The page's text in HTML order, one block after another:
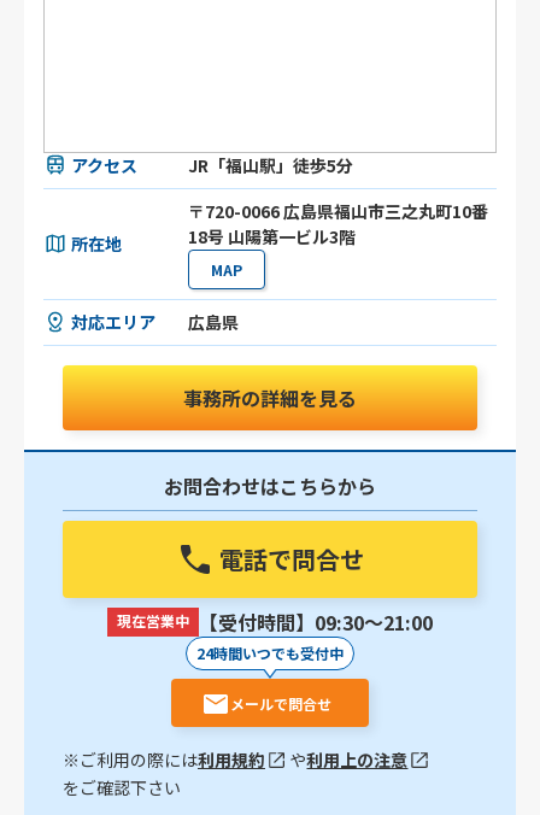
アクセス JR「福山駅」徒歩5分
所在地
〒720-0066 広島県福山市三之丸町10番
18号 山陽第一ビル3階
MAP
対応エリア 広島県
事務所の詳細を見る
お問合わせはこちらから
電話で問合せ
現在営業中 【受付時間】09:30〜21:00
24時間いつでも受付中
メールで問合せ
※ご利用の際には利用規約 や利用上の注意
をご確認下さい